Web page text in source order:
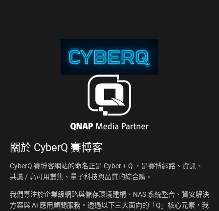
關於 CyberQ 賽博客
CyberQ 賽博客網站的命名正是 Cyber + Q ，是賽博網路、資訊、
共識 / 高可用叢集、量子科技與品質的綜合體。
我們專注於企業級網路與儲存環境建構、NAS 系統整合、資安解決
方案與 AI 應用顧問服務。透過以下三大面向的「Q」核心元素，我